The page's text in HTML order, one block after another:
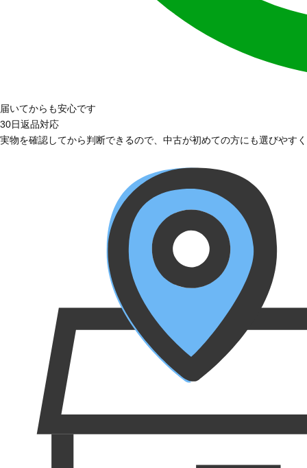
届いてからも安心です
30日返品対応
実物を確認してから判断できるので、中古が初めての方にも選びやす